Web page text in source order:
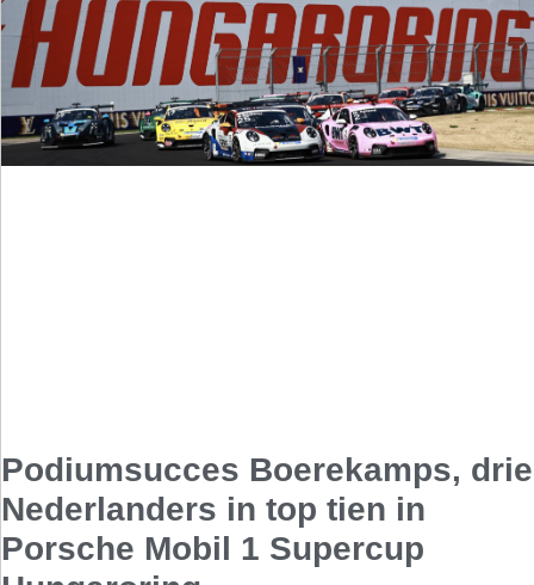
Podiumsucces Boerekamps, drie
Nederlanders in top tien in
Porsche Mobil 1 Supercup